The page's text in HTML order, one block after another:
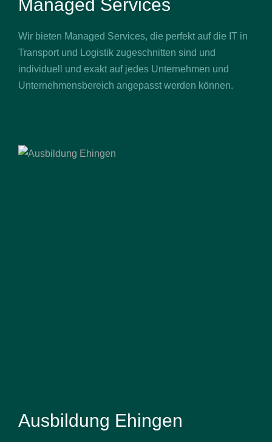
Managed Services
Wir bieten Managed Services, die perfekt auf die IT in
Transport und Logistik zugeschnitten sind und
individuell und exakt auf jedes Unternehmen und
Unternehmensbereich angepasst werden können.
Ausbildung Ehingen